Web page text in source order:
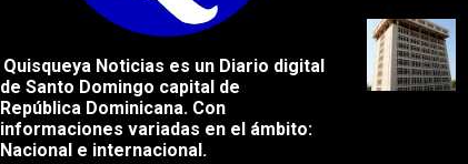
Quisqueya Noticias es un Diario digital
de Santo Domingo capital de
República Dominicana. Con
informaciones variadas en el ámbito:
Nacional e internacional.